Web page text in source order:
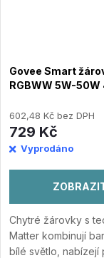
Govee Smart
RGBWW 5W-
602,48 Kč bez DPH
729 Kč
Vyprodáno
Chytré žárovky s
Matter kombinují
bílé světlo, nabízejí